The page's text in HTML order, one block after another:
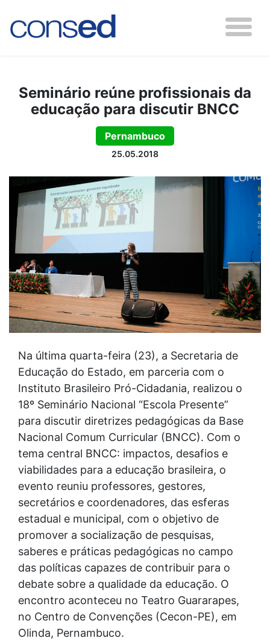
Seminário reúne profissionais da
educação para discutir BNCC
Pernambuco
25.05.2018
Na última quarta-feira (23), a Secretaria de
Educação do Estado, em parceria com o
Instituto Brasileiro Pró-Cidadania, realizou o
18º Seminário Nacional “Escola Presente”
para discutir diretrizes pedagógicas da Base
Nacional Comum Curricular (BNCC). Com o
tema central BNCC: impactos, desafios e
viabilidades para a educação brasileira, o
evento reuniu professores, gestores,
secretários e coordenadores, das esferas
estadual e municipal, com o objetivo de
promover a socialização de pesquisas,
saberes e práticas pedagógicas no campo
das políticas capazes de contribuir para o
debate sobre a qualidade da educação. O
encontro aconteceu no Teatro Guararapes,
no Centro de Convenções (Cecon-PE), em
Olinda, Pernambuco.